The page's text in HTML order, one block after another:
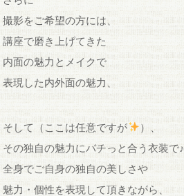
撮影をご希望の方には、
講座で磨き上げてきた
内面の魅力とメイクで
表現した内外面の魅力、
そして（ここは任意ですが
）、
その独自の魅力にバチっと合う衣装で♪
全身でご自身の独自の美しさや
魅力・個性を表現して頂きながら、